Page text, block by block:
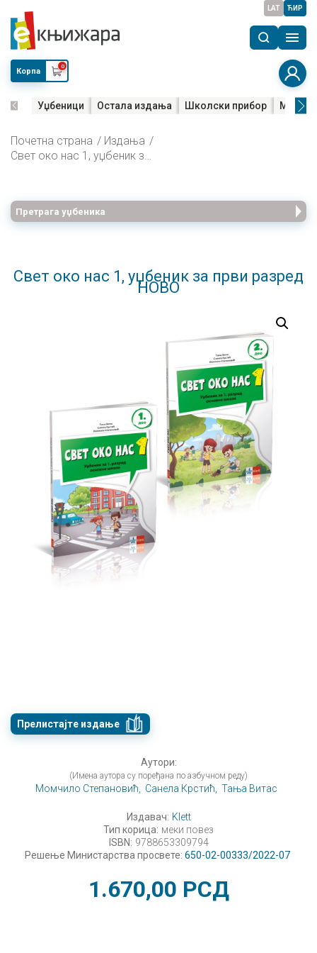
LAT ЋИР
Корпа
0
Уџбеници Остала издања Школски прибор Мала
Почетна страна
Издања
Свет око нас 1, уџбеник за први разред НОВО
Претрага уџбеника
Прелистајте издање
Свет око нас 1, уџбеник за први разред
НОВО
Аутори:
(Имена аутора су поређана по азбучном реду)
Момчило Степановић, Санела Крстић, Тања Витас
Издавач: Klett
Тип корица: меки повез
ISBN: 9788653309794
Решење Министарства просвете: 650-02-00333/2022-07
1.670,00 РСД